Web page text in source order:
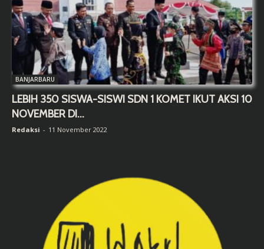
BANJARBARU
LEBIH 350 SISWA-SISWI SDN 1 KOMET IKUT AKSI 10
NOVEMBER DI...
Redaksi - 11 November 2022